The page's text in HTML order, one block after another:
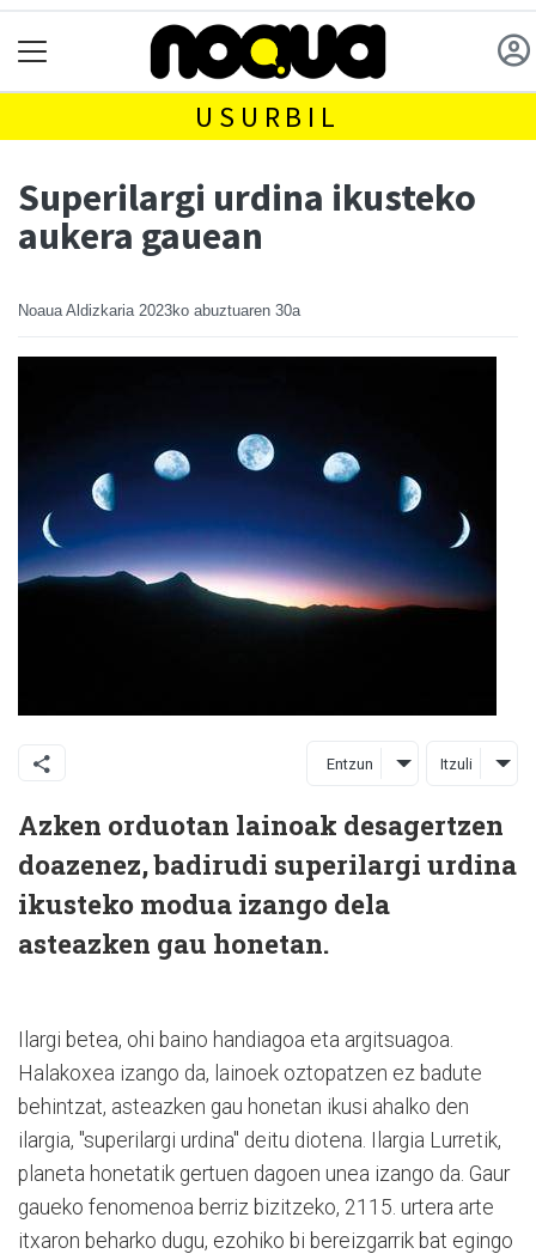
USURBIL
Superilargi urdina ikusteko
aukera gauean
Noaua Aldizkaria 2023ko abuztuaren 30a
Entzun Itzuli
Azken orduotan lainoak desagertzen
doazenez, badirudi superilargi urdina
ikusteko modua izango dela
asteazken gau honetan.
Ilargi betea, ohi baino handiagoa eta argitsuagoa.
Halakoxea izango da, lainoek oztopatzen ez badute
behintzat, asteazken gau honetan ikusi ahalko den
ilargia, "superilargi urdina" deitu diotena. Ilargia Lurretik,
planeta honetatik gertuen dagoen unea izango da. Gaur
gaueko fenomenoa berriz bizitzeko, 2115. urtera arte
itxaron beharko dugu, ezohiko bi bereizgarrik bat egingo